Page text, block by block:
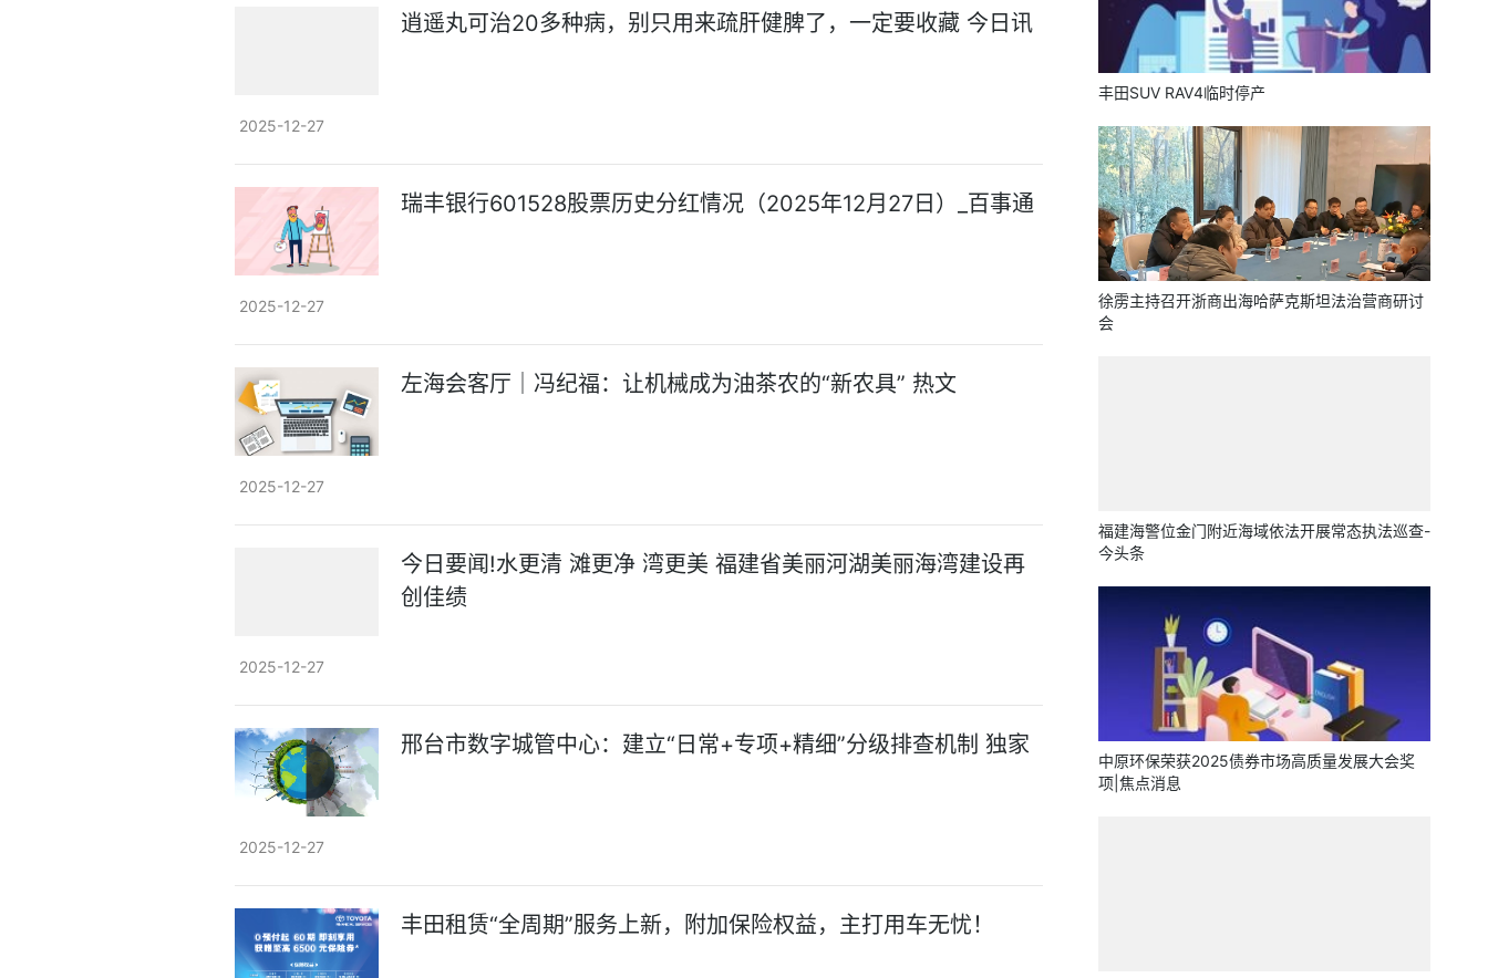
逍遥丸可治20多种病，别只用来疏肝健脾了，一定要收藏 今日讯
2025-12-27
瑞丰银行601528股票历史分红情况（2025年12月27日）_百事通
2025-12-27
左海会客厅｜冯纪福：让机械成为油茶农的“新农具” 热文
2025-12-27
今日要闻!水更清 滩更净 湾更美 福建省美丽河湖美丽海湾建设再
创佳绩
2025-12-27
邢台市数字城管中心：建立“日常+专项+精细”分级排查机制 独家
2025-12-27
丰田租赁“全周期”服务上新，附加保险权益，主打用车无忧！
丰田SUV RAV4临时停产
徐雳主持召开浙商出海哈萨克斯坦法治营商研讨
会
福建海警位金门附近海域依法开展常态执法巡查-
今头条
中原环保荣获2025债券市场高质量发展大会奖
项|焦点消息